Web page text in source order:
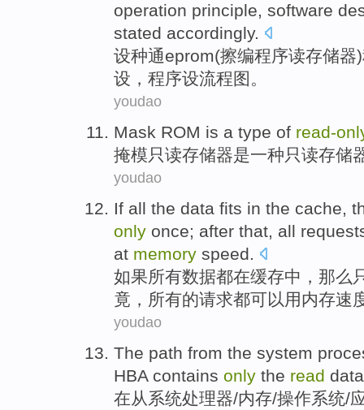
operation principle, software
stated accordingly.
设种通eprom(擦编程序读存储器
设，程序设流程图 。
youdao
Mask ROM is a type of read-
掩模只读存储器是一种只读存储
youdao
If all the data fits in the cache,
only once; after that, all
at memory speed.
如果所有数据都在缓存中， 那么
竟 ，所有的请求都可以用内存速
youdao
The path from the system
HBA contains only the read data
在从 系统处理器/内存/操作系统/